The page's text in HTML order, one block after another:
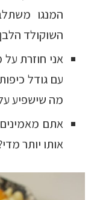
המנגו
השוקולד
אני חוזרת
עם גודל
מה שישפיע
אתם
אותו יותר